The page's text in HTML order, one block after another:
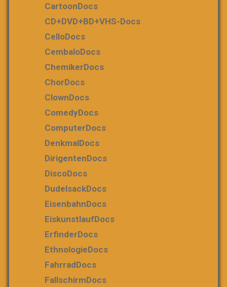
CartoonDocs
CD+DVD+BD+VHS-Docs
CelloDocs
CembaloDocs
ChemikerDocs
ChorDocs
ClownDocs
ComedyDocs
ComputerDocs
DenkmalDocs
DirigentenDocs
DiscoDocs
DudelsackDocs
EisenbahnDocs
EiskunstlaufDocs
ErfinderDocs
EthnologieDocs
FahrradDocs
FallschirmDocs